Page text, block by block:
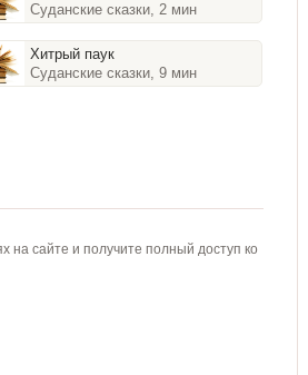
Суданские сказки, 2 мин
Хитрый паук
Суданские сказки, 9 мин
на сайте и получите полный доступ ко